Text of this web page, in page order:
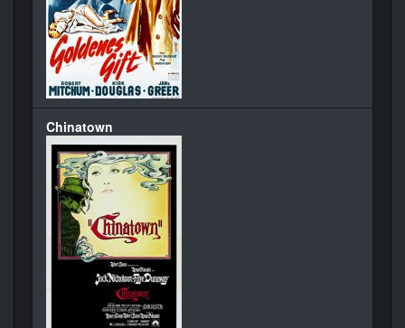
Chinatown